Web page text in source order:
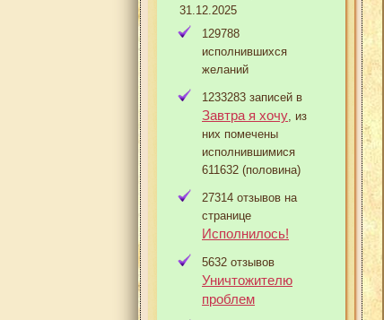
31.12.2025
129788
исполнившихся
желаний
1233283 записей в
Завтра я хочу , из
них помечены
исполнившимися
611632 (половина)
27314 отзывов на
странице
Исполнилось!
5632 отзывов
Уничтожителю
проблем